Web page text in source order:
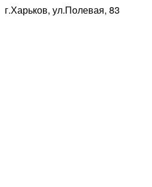
г.Харьков, ул.Полевая, 83